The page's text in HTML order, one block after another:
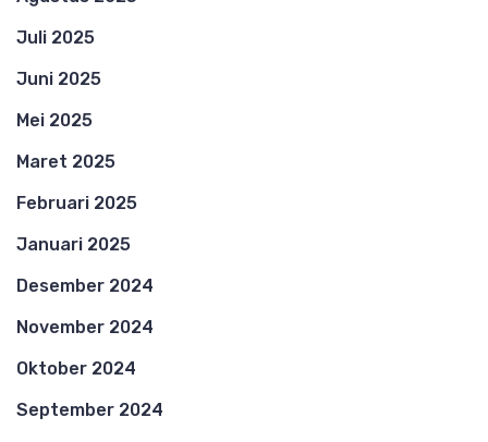
Juli 2025
Juni 2025
Mei 2025
Maret 2025
Februari 2025
Januari 2025
Desember 2024
November 2024
Oktober 2024
September 2024